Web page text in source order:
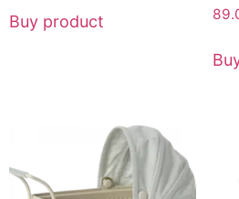
Buy product